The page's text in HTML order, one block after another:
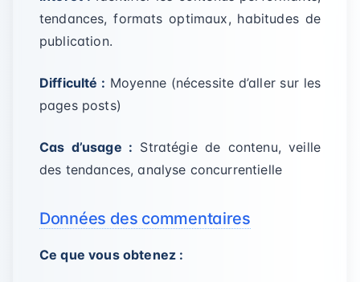
tendances, formats optimaux, habitudes de
publication.
Difficulté : Moyenne (nécessite d’aller sur les
pages posts)
Cas d’usage : Stratégie de contenu, veille
des tendances, analyse concurrentielle
Données des commentaires
Ce que vous obtenez :